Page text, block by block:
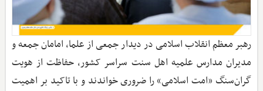
رهبر معظم انقلاب اسلامی در دیدار جمعی از علما، امامان جمعه و
مدیران مدارس علمیه اهل سنت سراسر کشور، حفاظت از هویت
گران‌سنگ «امت اسلامی» را ضروری خواندند و با تاکید بر اهمیت